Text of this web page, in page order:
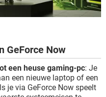
GeForce Now
een heuse gaming-pc: Je
een nieuwe laptop of een
je via GeForce Now speelt